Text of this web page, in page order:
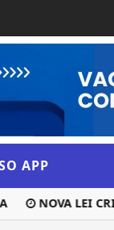
APP
NOVA LEI CRIA